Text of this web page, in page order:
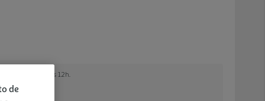
encomendar até às 12h.
de